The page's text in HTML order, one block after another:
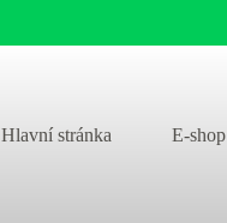
Hlavní stránka E-shop